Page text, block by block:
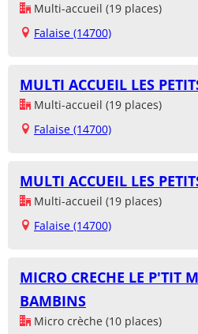
Multi-accueil (19 places)
Falaise (14700)
MULTI ACCUEIL LES
Multi-accueil (19 places)
Falaise (14700)
MULTI ACCUEIL LES
Multi-accueil (19 places)
Falaise (14700)
MICRO CRECHE LE P'TIT
BAMBINS
Micro crèche (10 places)